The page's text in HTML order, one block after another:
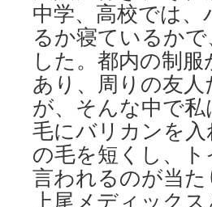
中学、高校では
るか寝ているか
した。都内の制
あり、周りの友
が、そんな中で
毛にバリカンを
の毛を短くし、
言われるのが当
上尾メディック